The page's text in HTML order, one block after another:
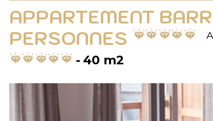
APPARTEMENT
PERSONNES
40 m2